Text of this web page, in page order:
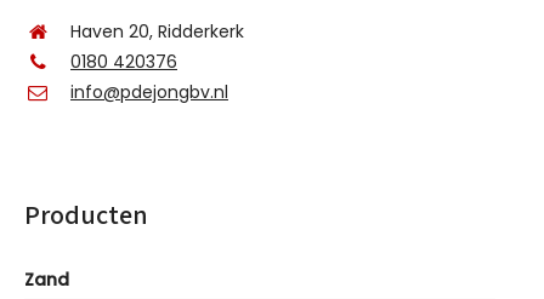
Haven 20, Ridderkerk
0180 420376
info@pdejongbv.nl
Producten
Zand